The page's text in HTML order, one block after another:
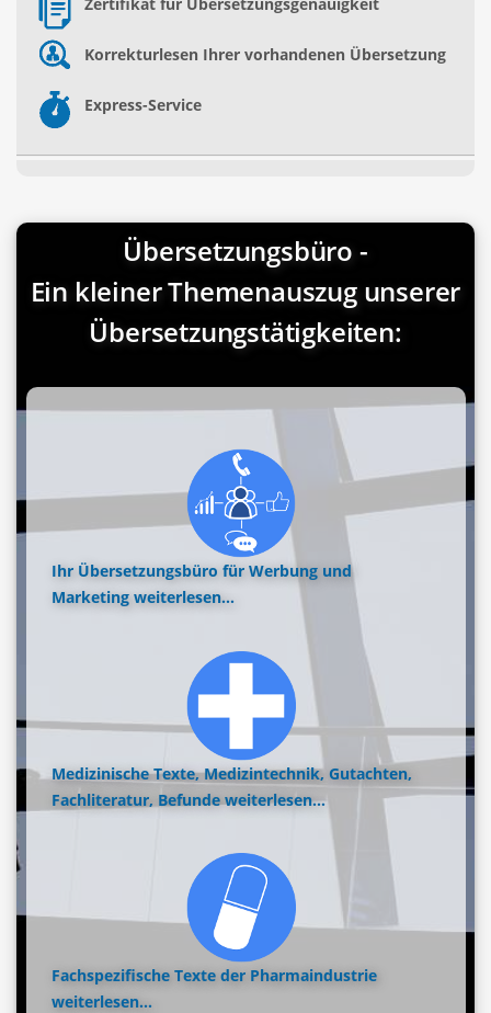
Korrekturlesen Ihrer vorhandenen Übersetzung
Express-Service
Übersetzungsbüro -
Ein kleiner Themenauszug unserer
Übersetzungstätigkeiten:
Ihr Übersetzungsbüro für Werbung und
Marketing weiterlesen...
Medizinische Texte, Medizintechnik, Gutachten,
Fachliteratur, Befunde weiterlesen...
Fachspezifische Texte der Pharmaindustrie
weiterlesen...